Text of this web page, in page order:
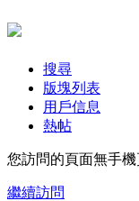
搜尋
版塊列表
用戶信息
熱帖
您訪問的頁面無手
繼續訪問